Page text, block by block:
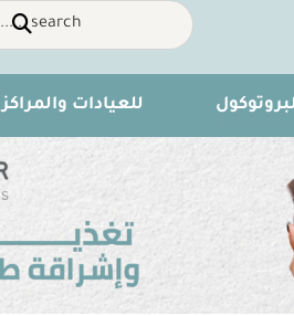
للعيادات والمراكز